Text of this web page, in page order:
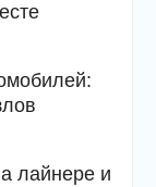
лайнере и